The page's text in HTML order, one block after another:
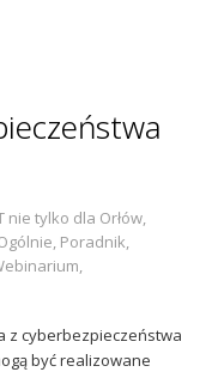
nie tylko dla Orłów,
, Poradnik,
,
z cyberbezpieczeństwa
być realizowane